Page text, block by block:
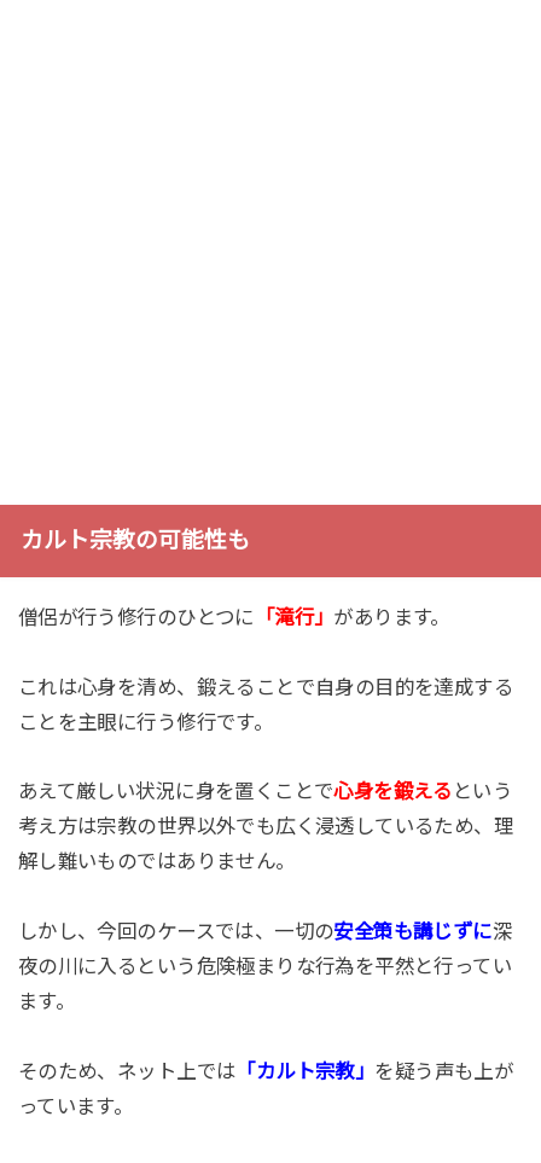
カルト宗教の可能性も
僧侶が行う修行のひとつに 「滝行」 があります。
これは心身を清め、鍛えることで自身の目的を達成する
ことを主眼に行う修行です。
あえて厳しい状況に身を置くことで心身を鍛える という
考え方は宗教の世界以外でも広く浸透しているため、理
解し難いものではありません。
しかし、今回のケースでは、一切の安全策も講じずに深
夜の川に入るという危険極まりな行為を平然と行ってい
ます。
そのため、ネット上では 「カルト宗教」 を疑う声も上が
っています。